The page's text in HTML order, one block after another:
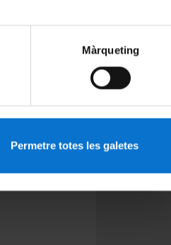
Màrqueting
Permetre totes les galetes
PEU 3